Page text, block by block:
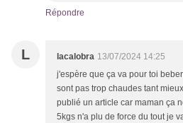
Répondre
L lacalobra 13/07/2024 14:25
j'espère que ça va pour toi
sont pas trop chaudes tant
publié un article car maman ça
5kgs n'a plu de force du tout je